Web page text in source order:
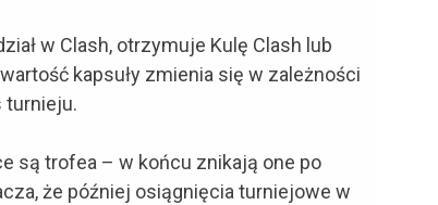
w Clash, otrzymuje Kulę Clash lub
kapsuły zmienia się w zależności
turnieju.
są trofea – w końcu znikają one po
że później osiągnięcia turniejowe w